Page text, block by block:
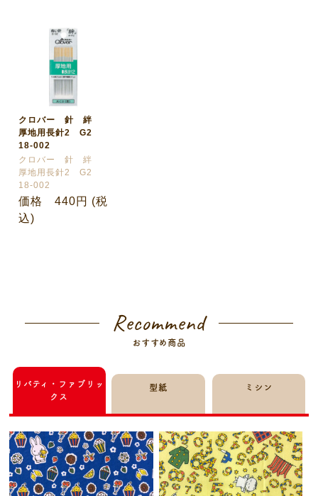
クロバー 針 絆
厚地用長針2 G2
18-002
クロバー 針 絆
厚地用長針2 G2
18-002
価格 440円 (税
込)
Recommend
おすすめ商品
リバティ・ファブリッ
クス
型紙 ミシン